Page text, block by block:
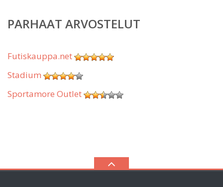
PARHAAT ARVOSTELUT
Futiskauppa.net
Stadium
Sportamore Outlet